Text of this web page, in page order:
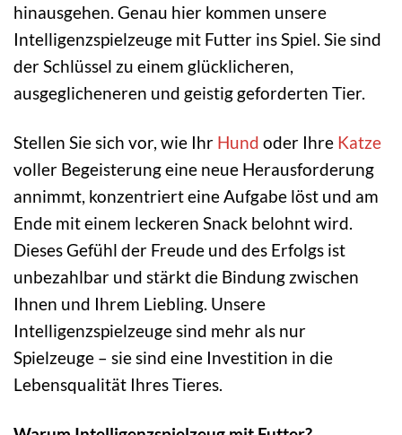
hinausgehen. Genau hier kommen unsere
Intelligenzspielzeuge mit Futter ins Spiel. Sie sind
der Schlüssel zu einem glücklicheren,
ausgeglicheneren und geistig geforderten Tier.
Stellen Sie sich vor, wie Ihr Hund oder Ihre Katze
voller Begeisterung eine neue Herausforderung
annimmt, konzentriert eine Aufgabe löst und am
Ende mit einem leckeren Snack belohnt wird.
Dieses Gefühl der Freude und des Erfolgs ist
unbezahlbar und stärkt die Bindung zwischen
Ihnen und Ihrem Liebling. Unsere
Intelligenzspielzeuge sind mehr als nur
Spielzeuge – sie sind eine Investition in die
Lebensqualität Ihres Tieres.